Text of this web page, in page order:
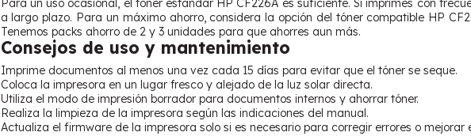
Para un uso ocasional, el tóner estándar HP CF226A es suficiente. Si imprimes con
a largo plazo. Para un máximo ahorro, considera la opción del tóner compatible HP
Tenemos packs ahorro de 2 y 3 unidades para que ahorres aun más.
Consejos de uso y mantenimiento
Imprime documentos al menos una vez cada 15 días para evitar que el tóner se seque.
Coloca la impresora en un lugar fresco y alejado de la luz solar directa.
Utiliza el modo de impresión borrador para documentos internos y ahorrar tóner.
Realiza la limpieza de la impresora según las indicaciones del manual.
Actualiza el firmware de la impresora solo si es necesario para corregir errores o mejorar